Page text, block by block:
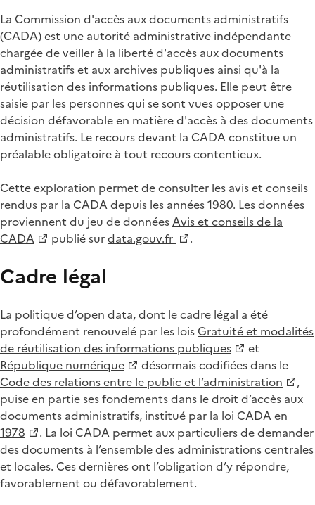
La Commission d'accès aux documents administratifs
(CADA) est une autorité administrative indépendante
chargée de veiller à la liberté d'accès aux documents
administratifs et aux archives publiques ainsi qu'à la
réutilisation des informations publiques. Elle peut être
saisie par les personnes qui se sont vues opposer une
décision défavorable en matière d'accès à des documents
administratifs. Le recours devant la CADA constitue un
préalable obligatoire à tout recours contentieux.
Cette exploration permet de consulter les avis et conseils
rendus par la CADA depuis les années 1980. Les données
proviennent du jeu de donnéesAvis et conseils de la
CADA
publié surdata.gouv.fr .
Cadre légal
La politique d’open data, dont le cadre légal a été
profondément renouvelé par les loisGratuité et modalités
de réutilisation des informations publiques
et
République numérique
désormais codifiées dans le
Code des relations entre le public et l’administration
,
puise en partie ses fondements dans le droit d’accès aux
documents administratifs, institué par la loi CADA en
1978
. La loi CADA permet aux particuliers de demander
des documents à l’ensemble des administrations centrales
et locales. Ces dernières ont l’obligation d’y répondre,
favorablement ou défavorablement.